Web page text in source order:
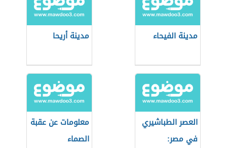
مدينة الفيحاء مدينة أريحا
العصر الطباشيري
في مصر:
معلومات عن عقبة
الصماء